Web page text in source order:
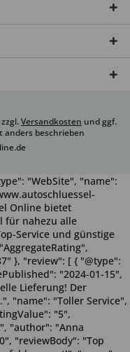
Versandkosten und ggf.
beschrieben
"WebSite", "name":
Online bietet
für nahezu alle
Service und günstige
}, "review": [ { "@type":
"2024-01-15",
Lieferung! Der
"name": "Toller Service",
"5",
"author": "Anna
"reviewBody": "Top